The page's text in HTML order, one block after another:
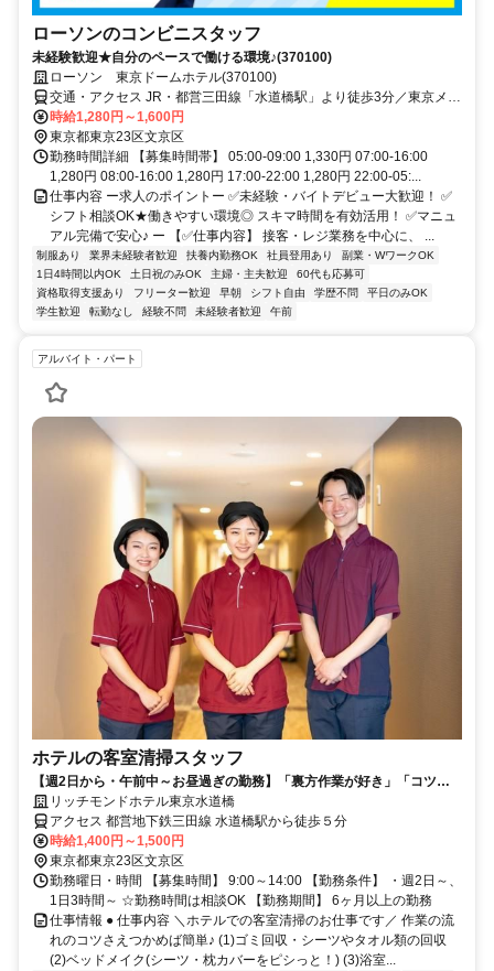
ローソンのコンビニスタッフ
未経験歓迎★自分のペースで働ける環境♪(370100)
ローソン 東京ドームホテル(370100)
交通・アクセス JR・都営三田線「水道橋駅」より徒歩3分／東京メト
ロ「後楽園駅」より徒歩10分
時給1,280円～1,600円
東京都東京23区文京区
勤務時間詳細 【募集時間帯】 05:00-09:00 1,330円 07:00-16:00
1,280円 08:00-16:00 1,280円 17:00-22:00 1,280円 22:00-05:...
仕事内容 ー求人のポイントー ✅未経験・バイトデビュー大歓迎！ ✅
シフト相談OK★働きやすい環境◎ スキマ時間を有効活用！ ✅マニュ
アル完備で安心♪ ー 【✅仕事内容】 接客・レジ業務を中心に、 ...
制服あり 業界未経験者歓迎 扶養内勤務OK 社員登用あり
副業・WワークOK
1日4時間以内OK
土日祝のみOK 主婦・主夫歓迎
60代も応募可
資格取得支援あり
フリーター歓迎 早朝 シフト自由 学歴不問
平日のみOK
学生歓迎
転勤なし 経験不問 未経験者歓迎 午前
アルバイト・パート
ホテルの客室清掃スタッフ
【週2日から・午前中～お昼過ぎの勤務】「裏方作業が好き」「コツコ
ツ作業が得意」歓迎！
リッチモンドホテル東京水道橋
アクセス 都営地下鉄三田線 水道橋駅から徒歩５分
時給1,400円～1,500円
東京都東京23区文京区
勤務曜日・時間 【募集時間】 9:00～14:00 【勤務条件】 ・週2日～、
1日3時間～ ☆勤務時間は相談OK 【勤務期間】 6ヶ月以上の勤務
仕事情報 ● 仕事内容 ＼ホテルでの客室清掃のお仕事です／ 作業の流
れのコツさえつかめば簡単♪ (1)ゴミ回収・シーツやタオル類の回収
(2)ベッドメイク(シーツ・枕カバーをピシっと！) (3)浴室...